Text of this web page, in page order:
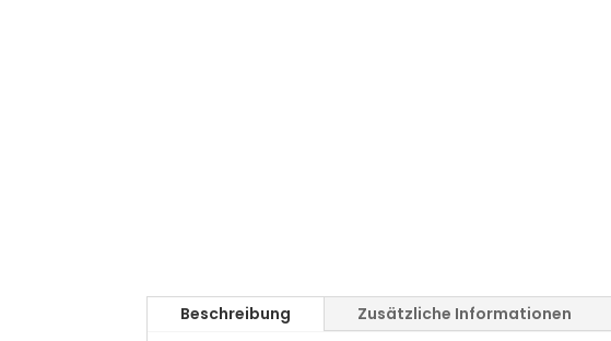
Beschreibung Zusätzliche Informationen